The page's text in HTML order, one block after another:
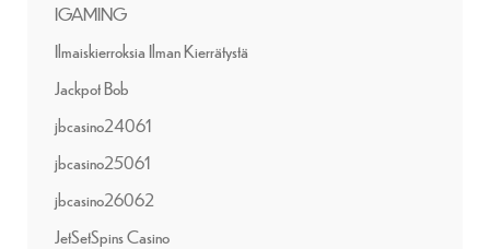
IGAMING
Ilmaiskierroksia Ilman Kierrätystä
Jackpot Bob
jbcasino24061
jbcasino25061
jbcasino26062
JetSetSpins Casino